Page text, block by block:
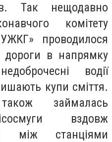
Так нещодавно
комітету
проводилося
дороги в напрямку
водії
купи сміття.
займалась
вздовж
між станціями